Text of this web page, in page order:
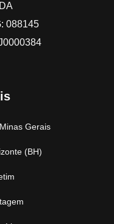
088145
Gerais
(BH)